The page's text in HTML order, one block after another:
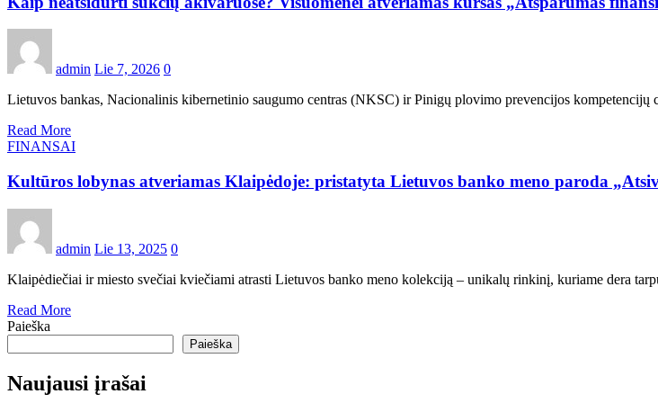
admin Lie 7, 2026 0
Lietuvos bankas, Nacionalinis kibernetinio saugumo centras (NKSC) ir Pinigų plovimo prevencijos
Read More
FINANSAI
Kultūros lobynas atveriamas Klaipėdoje: pristatyta Lietuvos banko meno paroda
admin Lie 13, 2025 0
Klaipėdiečiai ir miesto svečiai kviečiami atrasti Lietuvos banko meno kolekciją – unikalų rinkinį, kuriame dera
Read More
Paieška
Paieška
Naujausi įrašai